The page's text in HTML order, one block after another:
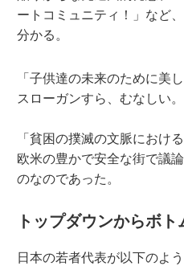
ートコミュニティ！」など
分かる。
「子供達の未来のために美
スローガンすら、むなしい。
「貧困の撲滅の文脈におけ
欧米の豊かで安全な街で議
のなのであった。
トップダウンからボ
日本の若者代表が以下のよ